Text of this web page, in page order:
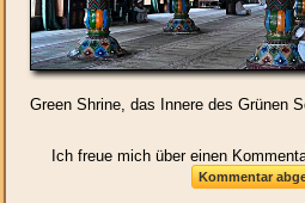
Green Shrine, das Innere des Grünen
Ich freue mich über einen